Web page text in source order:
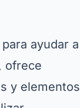
ayudar a
ofrece
y elementos